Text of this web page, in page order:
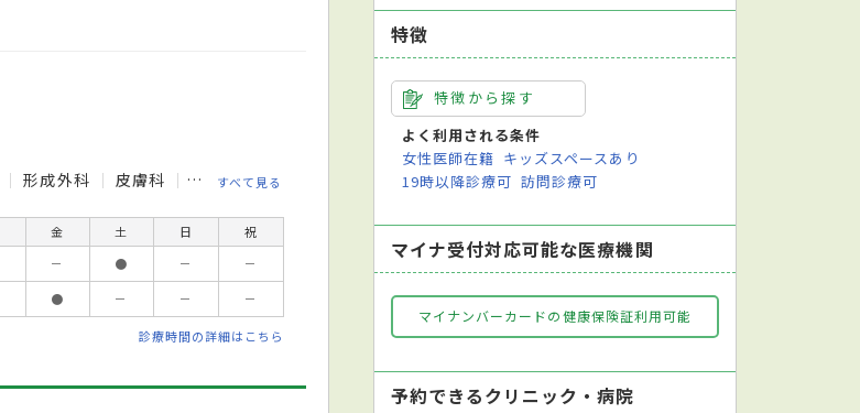
形成外科 皮膚科 泌尿器科 耳鼻咽喉科 リハビリテーション科
すべて見る
金 土 日
祝
－ ● －
－
● － － －
診療時間の詳細はこちら
特徴
特徴から探す
よく利用される条件
女性医師在籍 キッズスペースあり
19時以降診療可 訪問診療可
マイナ受付対応可能な医療機関
マイナンバーカードの健康保険証利用可能
予約できるクリニック・病院